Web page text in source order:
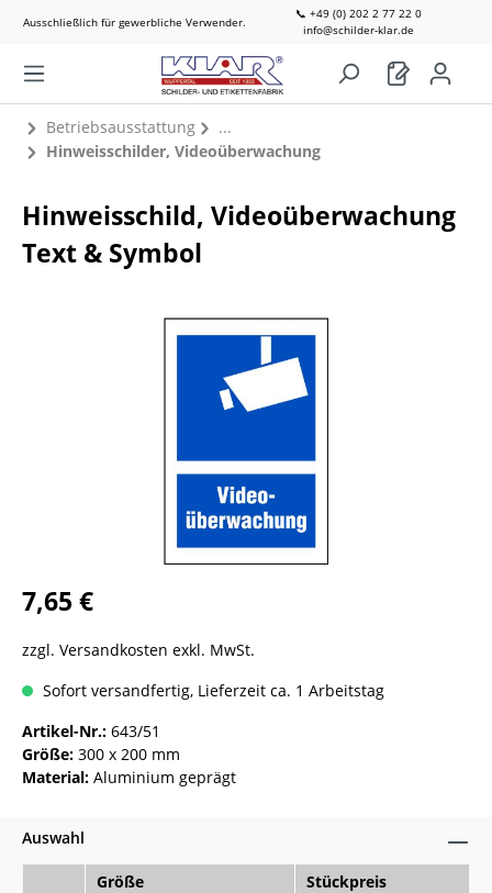
Ausschließlich für gewerbliche Verwender.
📞 +49 (0) 202 2 77 22 0
info@schilder-klar.de
Betriebsausstattung
Hinweisschilder, Videoüberwachung
Hinweisschild, Videoüberwachung
Text & Symbol
7,65 €
zzgl. Versandkosten exkl. MwSt.
Sofort versandfertig, Lieferzeit ca. 1 Arbeitstag
Artikel-Nr.: 643/51
Größe: 300 x 200 mm
Material: Aluminium geprägt
Auswahl
Größe
Stückpreis